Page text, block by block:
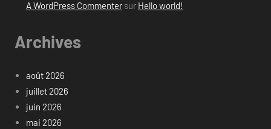
A WordPress Commentersur Hello world!
Archives
août 2026
juillet 2026
juin 2026
mai 2026